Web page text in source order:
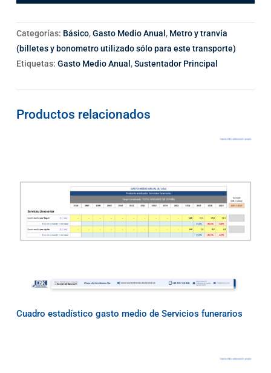
Categorías: Básico,Gasto Medio Anual , Metro y tranvía
(billetes y bonometro utilizado sólo para este transporte)
Etiquetas: Gasto Medio Anual ,Sustentador Principal
Productos relacionados
Cuadro estadístico gasto medio de Servicios funerarios